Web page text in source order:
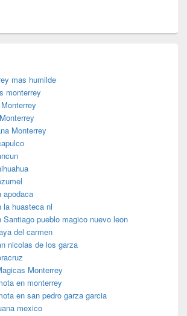
mas humilde
monterrey
Monterrey
apodaca
la huasteca nl
Santiago pueblo magico nuevo leon
del carmen
nicolas de los garza
Monterrey
en monterrey
en san pedro garza garcia
mexico